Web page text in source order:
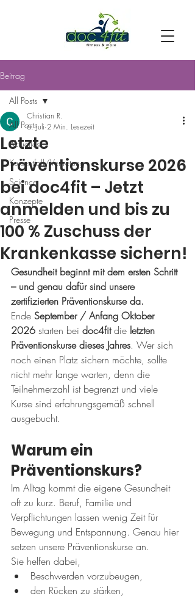
Beitrag
All Posts
Aktuelles
Kursentfall/Vertretung
Science
Konzepte
Presse
All Posts
Letzte
Präventionskurse 2026
bei doc4fit – Jetzt
anmelden und bis zu
100 % Zuschuss der
Krankenkasse sichern!
Christian R.
6. Juli 2 Min. Lesezeit
Gesundheit beginnt mit dem ersten Schritt
– und genau dafür sind unsere
zertifizierten Präventionskurse da.
Ende September / Anfang Oktober
2026 starten bei doc4fit die letzten
Präventionskurse dieses Jahres. Wer sich
noch einen Platz sichern möchte, sollte
nicht mehr lange warten, denn die
Teilnehmerzahl ist begrenzt und viele
Kurse sind erfahrungsgemäß schnell
ausgebucht.
Warum ein
Präventionskurs?
Im Alltag kommt die eigene Gesundheit
oft zu kurz. Beruf, Familie und
Verpflichtungen lassen wenig Zeit für
Bewegung und Entspannung. Genau hier
setzen unsere Präventionskurse an.
Sie helfen dabei,
Beschwerden vorzubeugen,
den Rücken zu stärken,